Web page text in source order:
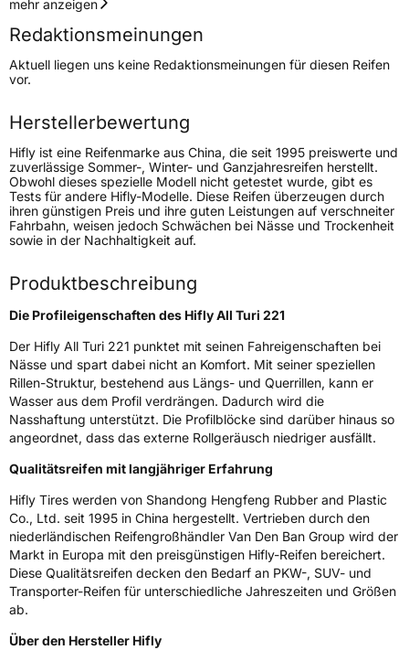
Höchstgeschwindigkeit
210 km/h
Lastindex74
Höchstlast375 kg
Gewicht (in kg) 5,03 kg
Generelle Merkmale
FahrzeugtypPKW
VerwendungGanzjahresreifen
Modellname
All Turi 221
Weitere Eigenschaften
SchlauchtypTL
ZustandNeureifen
EU Label
EffizienzE
NasshaftungC
Rollgeräusch (Klasse)B
mehr anzeigen
Redaktionsmeinungen
Aktuell liegen uns keine Redaktionsmeinungen für diesen Reifen
vor.
Herstellerbewertung
Hifly ist eine Reifenmarke aus China, die seit 1995 preiswerte und
zuverlässige Sommer-, Winter- und Ganzjahresreifen herstellt.
Obwohl dieses spezielle Modell nicht getestet wurde, gibt es
Tests für andere Hifly-Modelle. Diese Reifen überzeugen durch
ihren günstigen Preis und ihre guten Leistungen auf verschneiter
Fahrbahn, weisen jedoch Schwächen bei Nässe und Trockenheit
sowie in der Nachhaltigkeit auf.
Produktbeschreibung
Die Profileigenschaften des Hifly All Turi 221
Der Hifly All Turi 221 punktet mit seinen Fahreigenschaften bei
Nässe und spart dabei nicht an Komfort. Mit seiner speziellen
Rillen-Struktur, bestehend aus Längs- und Querrillen, kann er
Wasser aus dem Profil verdrängen. Dadurch wird die
Nasshaftung unterstützt. Die Profilblöcke sind darüber hinaus so
angeordnet, dass das externe Rollgeräusch niedriger ausfällt.
Qualitätsreifen mit langjähriger Erfahrung
Hifly Tires werden von Shandong Hengfeng Rubber and Plastic
Co., Ltd. seit 1995 in China hergestellt. Vertrieben durch den
niederländischen Reifengroßhändler Van Den Ban Group wird der
Markt in Europa mit den preisgünstigen Hifly-Reifen bereichert.
Diese Qualitätsreifen decken den Bedarf an PKW-, SUV- und
Transporter-Reifen für unterschiedliche Jahreszeiten und Größen
ab.
Über den Hersteller Hifly